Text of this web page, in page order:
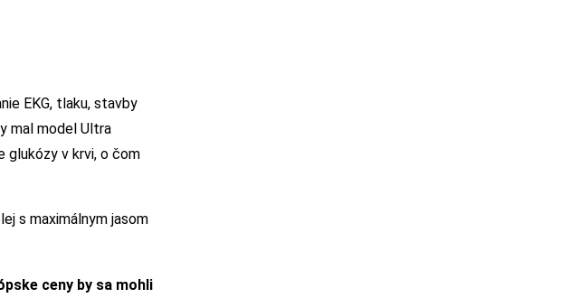
EKG, tlaku, stavby
mal model Ultra
glukózy v krvi, o čom
s maximálnym jasom
ceny by sa mohli